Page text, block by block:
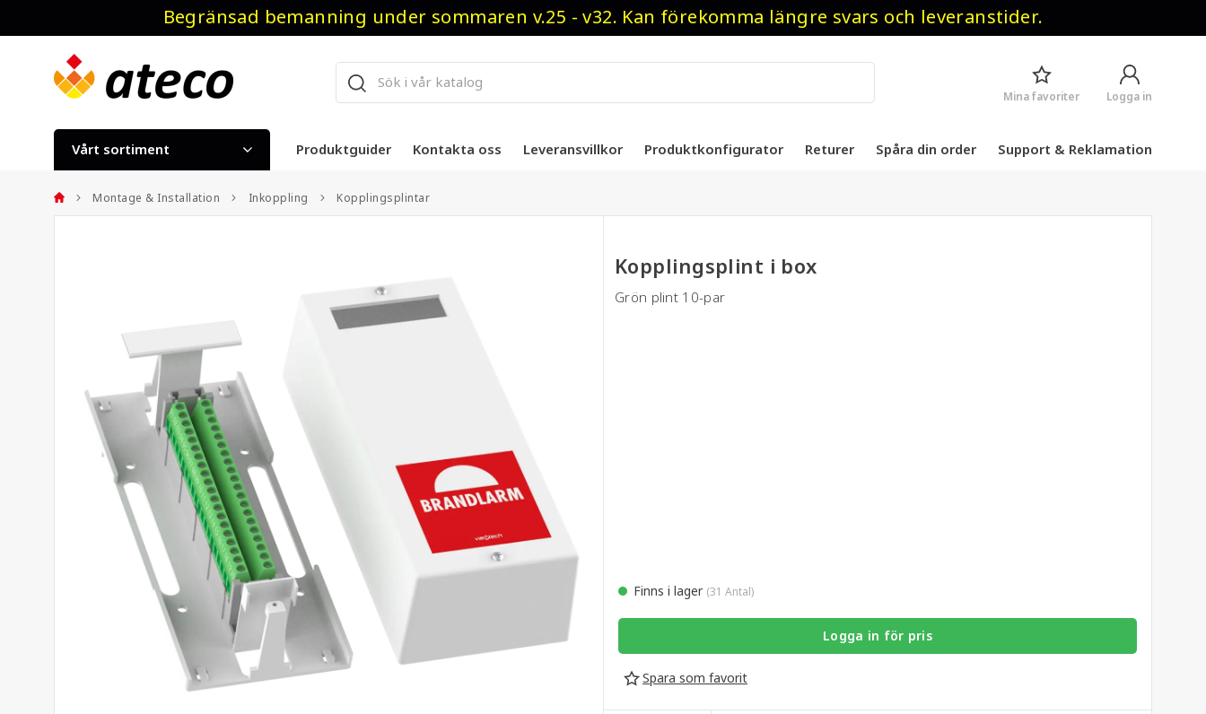
Begränsad bemanning under sommaren v.25 - v32. Kan förekomma längre svars och leveranstider.
Logga in
Mina favoriter
Vårt sortiment Produktguider Kontakta oss Leveransvillkor Produktkonfigurator Returer Spåra din order Support & Reklamation
Montage & Installation Inkoppling Kopplingsplintar
Kopplingsplint i box
Grön plint 10-par
Finns i lager (31 Antal)
Logga in för pris
Spara som favorit